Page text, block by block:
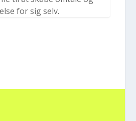
for sig selv.